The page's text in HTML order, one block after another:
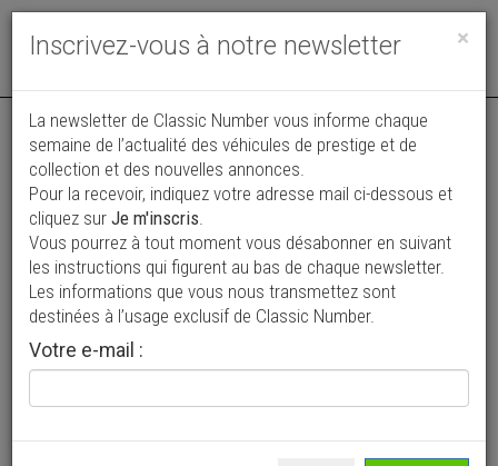
Toggle
Vos annonces vues par
plus de 4 millions de collectionneurs
Ajouter une annonce
> Rechercher un véhicule
×
Inscrivez-vous à notre newsletter
La newsletter de Classic Number vous informe chaque
semaine de l’actualité des véhicules de prestige et de
collection et des nouvelles annonces.
Pour la recevoir, indiquez votre adresse mail ci-dessous et
cliquez sur Je m'inscris.
Vous pourrez à tout moment vous désabonner en suivant
les instructions qui figurent au bas de chaque newsletter.
Les informations que vous nous transmettez sont
destinées à l’usage exclusif de Classic Number.
Votre e-mail :